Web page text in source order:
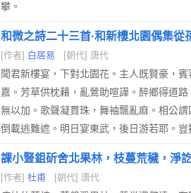
攀。
和微之詩二十三首·和新樓北園偶集
[作者] 白居易 [朝代] 唐代
聞君新樓宴，下對北園花。主人既賢豪，
嘉。芳草供枕藉，亂鶯助喧譁。醉鄉得道
無以加。歌聲凝貫珠，舞袖飄亂麻。相公
倒載逃難遮。明日宴東武，後日游若耶。
課小豎鉏斫舍北果林，枝蔓荒穢，淨
[作者] 杜甫 [朝代] 唐代